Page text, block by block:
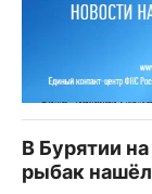
В Бурятии
рыбак